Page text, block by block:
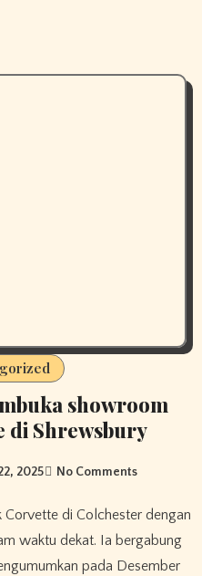
showroom
di Shrewsbury
2025 No Comments
waktu dekat. Ia bergabung
pada Desember